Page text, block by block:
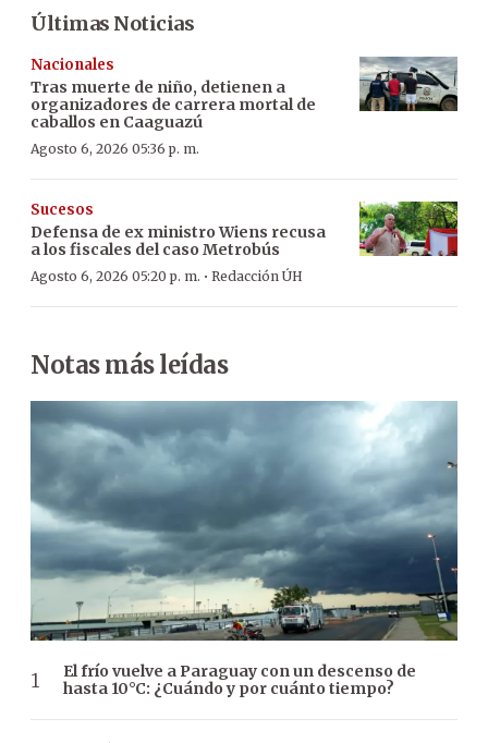
Últimas Noticias
Nacionales
Tras muerte de niño, detienen a
organizadores de carrera mortal de
caballos en Caaguazú
Agosto 6, 2026 05:36 p. m.
Sucesos
Defensa de ex ministro Wiens recusa
a los fiscales del caso Metrobús
Agosto 6, 2026 05:20 p. m. · Redacción ÚH
Notas más leídas
El frío vuelve a Paraguay con un descenso de
hasta 10°C: ¿Cuándo y por cuánto tiempo?